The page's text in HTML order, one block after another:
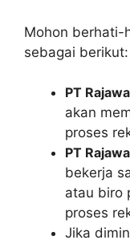
Mohon berhati-
sebagai berikut:
PT
akan
proses
PT
bekerja
atau biro
proses
Jika